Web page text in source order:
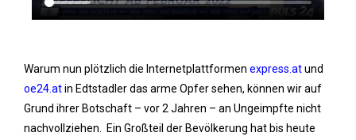
Warum nun plötzlich die Internetplattformen express.atund
oe24.atin Edtstadler das arme Opfer sehen, können wir auf
Grund ihrer Botschaft – vor 2 Jahren – an Ungeimpfte nicht
nachvollziehen. Ein Großteil der Bevölkerung hat bis heute